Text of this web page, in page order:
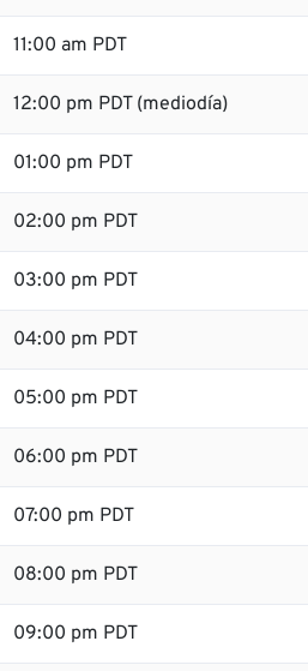
11:00 am PDT
12:00 pm PDT (mediodía)
01:00 pm PDT
02:00 pm PDT
03:00 pm PDT
04:00 pm PDT
05:00 pm PDT
06:00 pm PDT
07:00 pm PDT
08:00 pm PDT
09:00 pm PDT